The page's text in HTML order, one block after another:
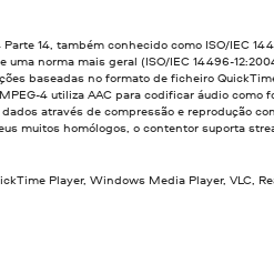
Parte 14, também conhecido como ISO/IEC
uma norma mais geral (ISO/IEC 14496-
baseadas no formato de ficheiro
4 utiliza AAC para codificar áudio como
através de compressão e reprodução
muitos homólogos, o contentor suporta
Player, Windows Media Player, VLC,